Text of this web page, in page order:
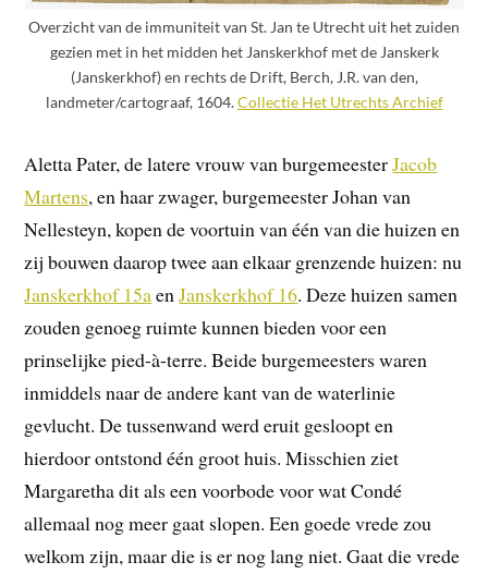
Overzicht van de immuniteit van St. Jan te Utrecht uit het zuiden
gezien met in het midden het Janskerkhof met de Janskerk
(Janskerkhof) en rechts de Drift, Berch, J.R. van den,
landmeter/cartograaf, 1604.Collectie Het Utrechts Archief
Aletta Pater, de latere vrouw van burgemeesterJacob
Martens, en haar zwager, burgemeester Johan van
Nellesteyn, kopen de voortuin van één van die huizen en
zij bouwen daarop twee aan elkaar grenzende huizen: nu
Janskerkhof 15aenJanskerkhof 16. Deze huizen samen
zouden genoeg ruimte kunnen bieden voor een
prinselijke pied-à-terre. Beide burgemeesters waren
inmiddels naar de andere kant van de waterlinie
gevlucht. De tussenwand werd eruit gesloopt en
hierdoor ontstond één groot huis. Misschien ziet
Margaretha dit als een voorbode voor wat Condé
allemaal nog meer gaat slopen. Een goede vrede zou
welkom zijn, maar die is er nog lang niet. Gaat die vrede